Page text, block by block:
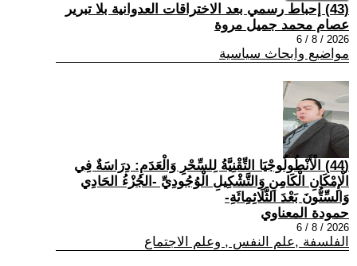
(43) إحباط رسمي بعد الاختراقات العدوانية بلا تبرير
عصام محمد جميل مروة
2026 / 8 / 6
مواضيع وابحاث سياسية
(44) الْأَنْطُولُوجْيَا التِّقْنِيَّةُ لِلسِّحْرِ وَالْعَدَمِ: دِرَاسَةٌ فِي
الْإِمْكَانِ الْكَامِنِ وَالتَّشْكِيلِ الْوُجُودِيِّ -الجُزْءُ الحَادِي
وَالسِّتُّونَ بَعْدَ الثَّلَاثِمِائَةِ-
حمودة المعناوي
2026 / 8 / 6
الفلسفة ,علم النفس , وعلم الاجتماع